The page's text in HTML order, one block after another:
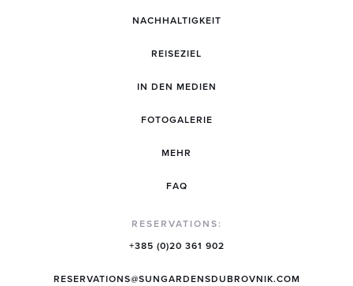
NACHHALTIGKEIT
REISEZIEL
IN DEN MEDIEN
FOTOGALERIE
MEHR
FAQ
RESERVATIONS:
+385 (0)20 361 902
RESERVATIONS@SUNGARDENSDUBROVNIK.COM